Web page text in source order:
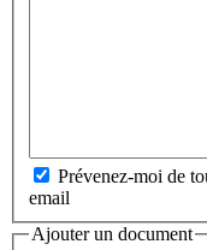
Prévenez-moi de
email
Ajouter un document